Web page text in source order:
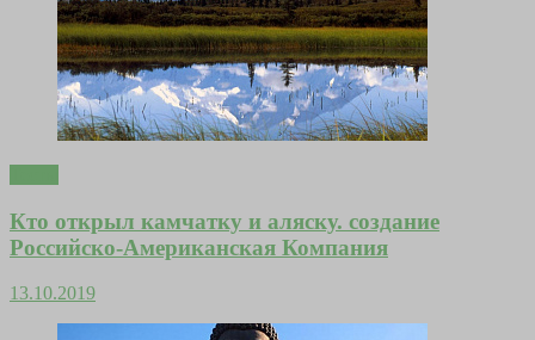
Кто открыл камчатку и аляску. создание
Российско-Американская Компания
13.10.2019